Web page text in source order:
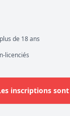
de 18 ans
licenciés
inscriptions sont